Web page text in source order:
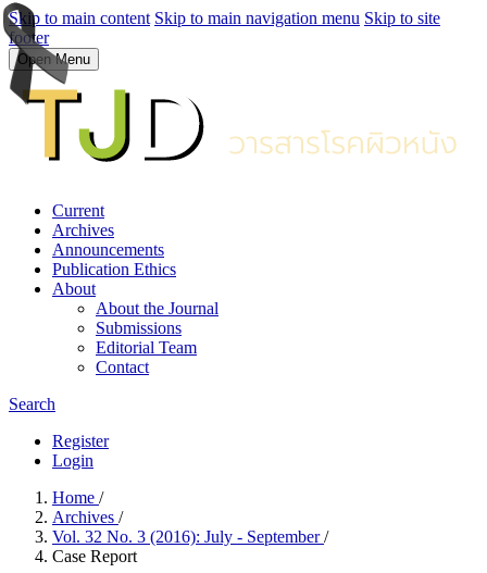
Skip to main content Skip to main navigation menu Skip to site
footer
Open Menu
Current
Archives
Announcements
Publication Ethics
About
About the Journal
Submissions
Editorial Team
Contact
Search
Register
Login
Home /
Archives /
Vol. 32 No. 3 (2016): July - September/
Case Report